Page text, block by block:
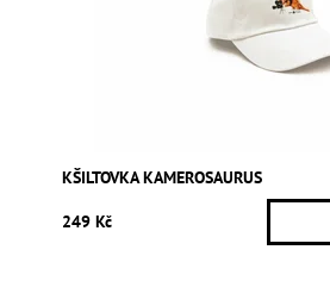
KŠILTOVKA KAMEROSAURUS
249 Kč